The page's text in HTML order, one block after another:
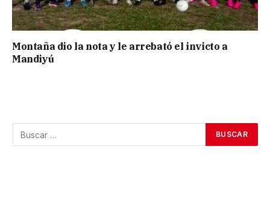
Montaña dio la nota y le arrebató el invicto a
Mandiyú